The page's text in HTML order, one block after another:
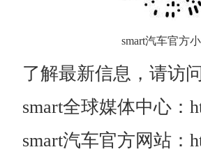
smart汽车官方
了解最新信息，请访问
smart全球媒体中心：
smart汽车官方网站：